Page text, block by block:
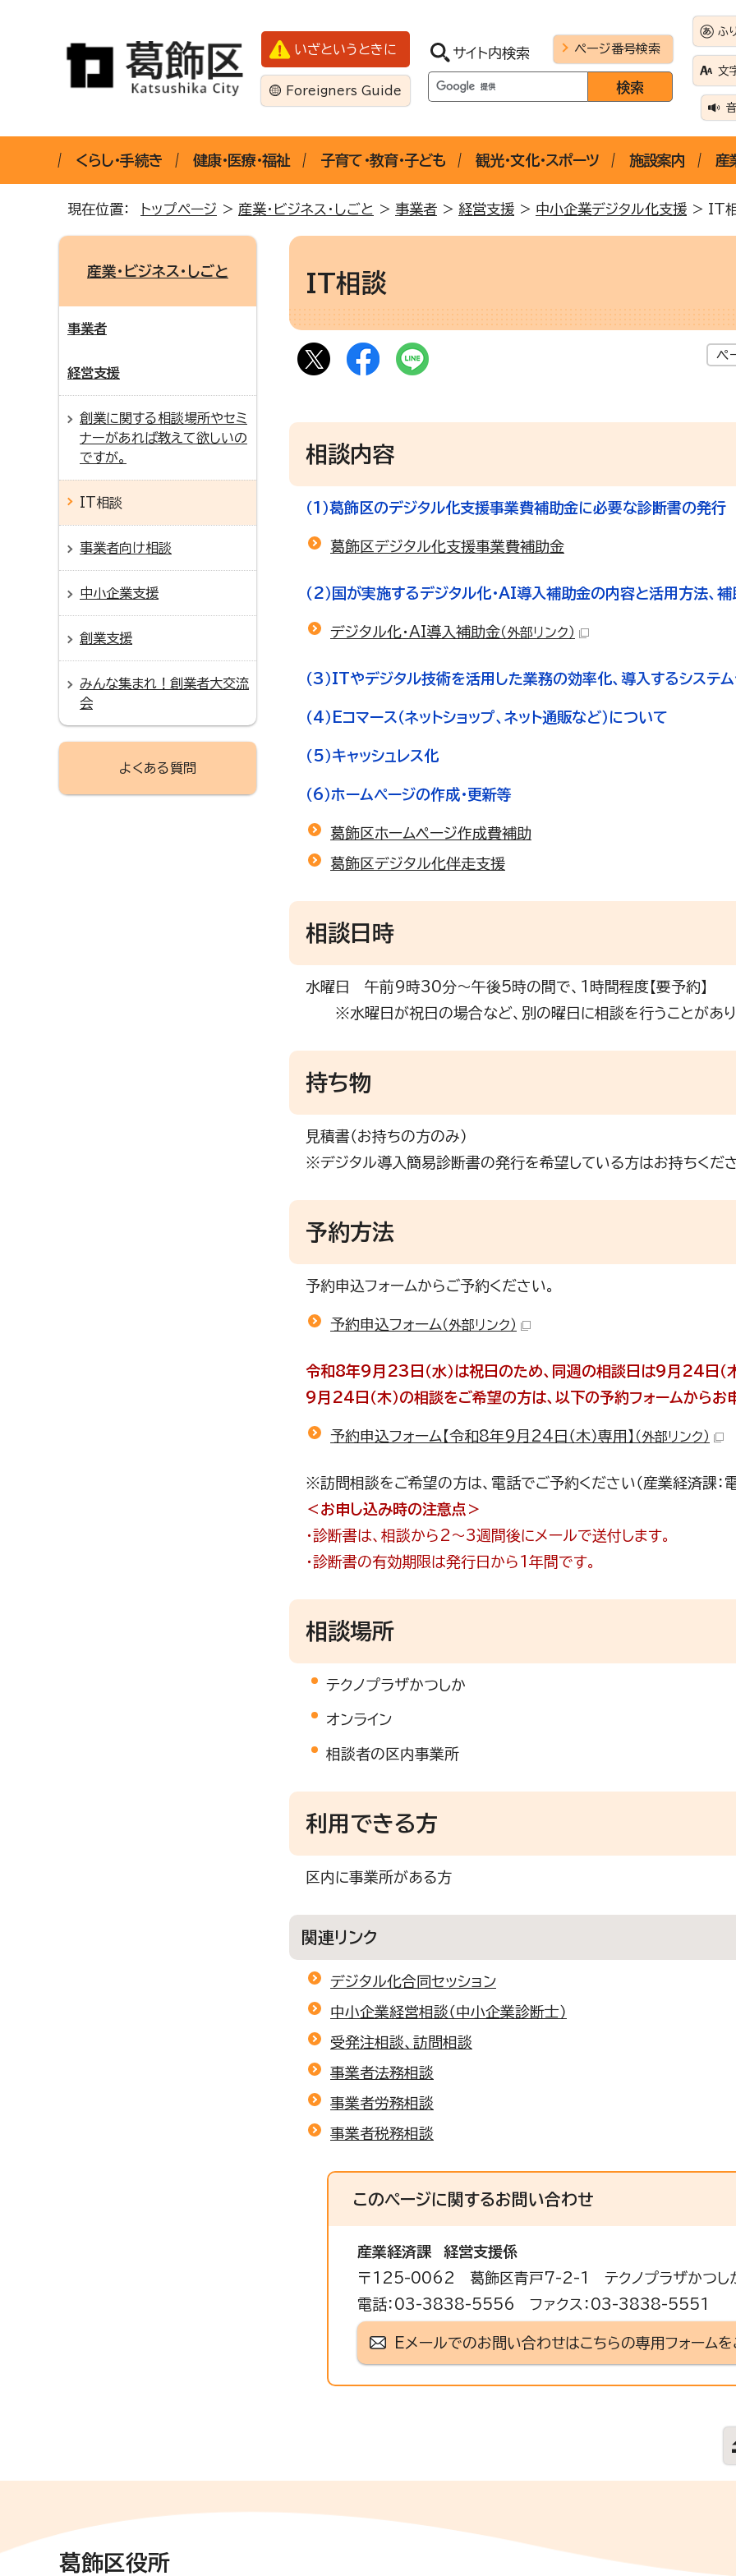
いざというときに
Foreigners Guide
サイト内検索 ページ番号検索
ふ
文
くらし・手続き 健康・医療・福祉 子育て・教育・子ども 観光・文化・スポーツ 施設案内 産
現在位置： トップページ > 産業・ビジネス・しごと > 事業者 > 経営支援 > 中小企業デジタル化支援 > IT
IT相談
ペ
相談内容
（1）葛飾区のデジタル化支援事業費補助金に必要な診断書の発行
葛飾区デジタル化支援事業費補助金
（2）国が実施するデジタル化・AI導入補助金の内容と活用方法、
デジタル化・AI導入補助金（外部リンク）
（3）ITやデジタル技術を活用した業務の効率化、導入するシステ
（4）Eコマース（ネットショップ、ネット通販など）について
（5）キャッシュレス化
（6）ホームページの作成・更新等
葛飾区ホームページ作成費補助
葛飾区デジタル化伴走支援
相談日時
水曜日 午前9時30分～午後5時の間で、1時間程度【要予約】
※水曜日が祝日の場合など、別の曜日に相談を行うことがあり
持ち物
見積書（お持ちの方のみ）
※デジタル導入簡易診断書の発行を希望している方はお持ちくだ
予約方法
予約申込フォームからご予約ください。
予約申込フォーム（外部リンク）
令和8年9月23日（水）は祝日のため、同週の相談日は9月24日（木
9月24日（木）の相談をご希望の方は、以下の予約フォームからお
予約申込フォーム【令和8年9月24日（木）専用】 （外部リンク）
※訪問相談をご希望の方は、電話でご予約ください（産業経済課
＜お申し込み時の注意点＞
・診断書は、相談から2～3週間後にメールで送付します。
・診断書の有効期限は発行日から1年間です。
相談場所
テクノプラザかつしか
オンライン
相談者の区内事業所
利用できる方
区内に事業所がある方
関連リンク
デジタル化合同セッション
中小企業経営相談（中小企業診断士）
受発注相談、訪問相談
事業者法務相談
事業者労務相談
事業者税務相談
このページに関するお問い合わせ
産業経済課
経営支援係
〒125-0062 葛飾区青戸7-2-1 テクノプラザかつし
電話：03-3838-5556 ファクス：03-3838-5551
Eメールでのお問い合わせはこちらの専用フォームを
産業・ビジネス・しごと
事業者
経営支援
創業に関する相談場所やセミ
ナーがあれば教えて欲しいの
ですが。
IT相談
事業者向け相談
中小企業支援
創業支援
みんな集まれ！創業者大交流
会
よくある質問
葛飾区役所